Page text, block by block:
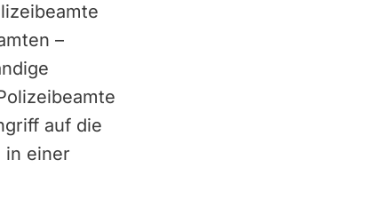
–
auf die
in einer